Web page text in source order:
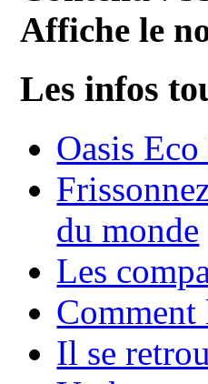
Affiche le
Les infos
Oasis
du monde
Les
Comment
Il se